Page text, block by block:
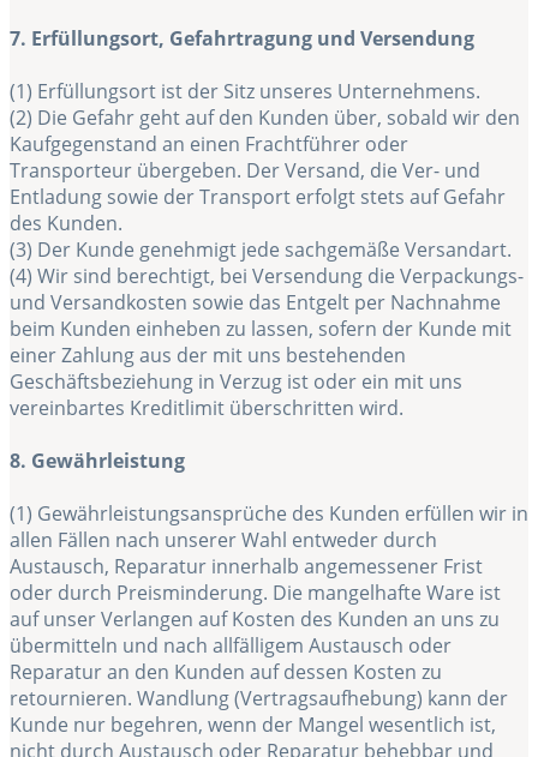
7. Erfüllungsort, Gefahrtragung und Versendung
(1) Erfüllungsort ist der Sitz unseres Unternehmens.
(2) Die Gefahr geht auf den Kunden über, sobald wir den
Kaufgegenstand an einen Frachtführer oder
Transporteur übergeben. Der Versand, die Ver- und
Entladung sowie der Transport erfolgt stets auf Gefahr
des Kunden.
(3) Der Kunde genehmigt jede sachgemäße Versandart.
(4) Wir sind berechtigt, bei Versendung die Verpackungs-
und Versandkosten sowie das Entgelt per Nachnahme
beim Kunden einheben zu lassen, sofern der Kunde mit
einer Zahlung aus der mit uns bestehenden
Geschäftsbeziehung in Verzug ist oder ein mit uns
vereinbartes Kreditlimit überschritten wird.
8. Gewährleistung
(1) Gewährleistungsansprüche des Kunden erfüllen wir in
allen Fällen nach unserer Wahl entweder durch
Austausch, Reparatur innerhalb angemessener Frist
oder durch Preisminderung. Die mangelhafte Ware ist
auf unser Verlangen auf Kosten des Kunden an uns zu
übermitteln und nach allfälligem Austausch oder
Reparatur an den Kunden auf dessen Kosten zu
retournieren. Wandlung (Vertragsaufhebung) kann der
Kunde nur begehren, wenn der Mangel wesentlich ist,
nicht durch Austausch oder Reparatur behebbar und